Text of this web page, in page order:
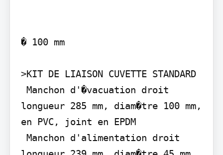
� 100 mm
>KIT DE LIAISON CUVETTE STANDARD
longueur 285 mm, diam�tre 100 mm,
en PVC, joint en EPDM